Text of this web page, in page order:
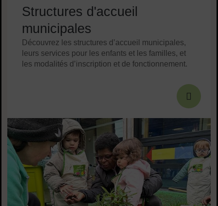
Structures d'accueil
municipales
Découvrez les structures d’accueil municipales,
leurs services pour les enfants et les familles, et
les modalités d’inscription et de fonctionnement.